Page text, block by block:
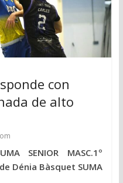
con
de alto
SENIOR MASC.1º
Dénia Bàsquet SUMA